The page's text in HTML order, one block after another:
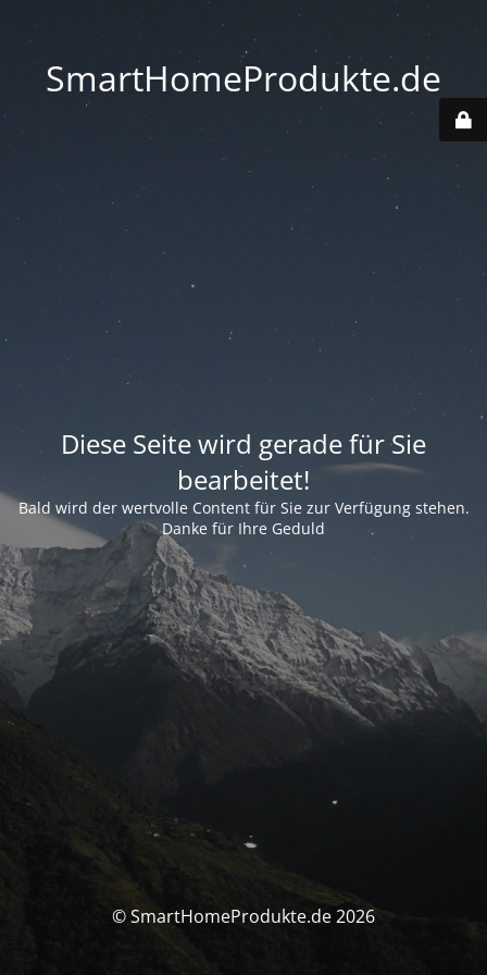
SmartHomeProdukte.de
Diese Seite wird gerade für Sie
bearbeitet!
Bald wird der wertvolle Content für Sie zur Verfügung stehen.
Danke für Ihre Geduld
© SmartHomeProdukte.de 2026